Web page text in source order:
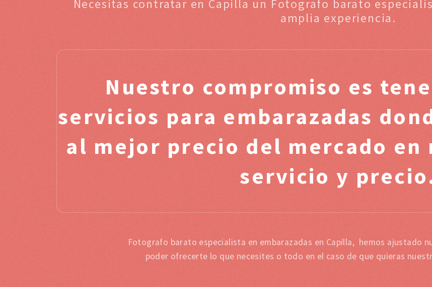
Necesitas contratar en Capilla un Fotografo barato
amplia experiencia.
Nuestro compromiso es
servicios para embarazadas
al mejor precio del mercado en
servicio y
Fotografo barato especialista en embarazadas en Capilla, hemos ajustado
poder ofrecerte lo que necesites o todo en el caso de que quieras